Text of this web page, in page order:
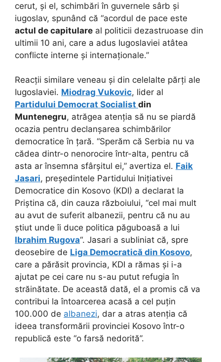
cerut, și el, schimbări în guvernele sârb și
iugoslav, spunând că “acordul de pace este
actul de capitulare al politicii dezastruoase din
ultimii 10 ani, care a adus Iugoslaviei atâtea
conflicte interne și internaționale.”
Reacții similare veneau și din celelalte părți ale
Iugoslaviei. Miodrag Vukovic, lider al
Partidului Democrat Socialist din
Muntenegru, atrăgea atenția să nu se piardă
ocazia pentru declanșarea schimbărilor
democratice în țară. “Sperăm că Serbia nu va
cădea dintr-o nenorocire într-alta, pentru că
asta ar însemna sfârșitul ei,” avertiza el. Faik
Jasari, președintele Partidului Inițiativei
Democratice din Kosovo (KDI) a declarat la
Priștina că, din cauza războiului, “cel mai mult
au avut de suferit albanezii, pentru că nu au
știut unde îi duce politica păguboasă a lui
Ibrahim Rugova“. Jasari a subliniat că, spre
deosebire de Liga Democratică din Kosovo,
care a părăsit provincia, KDI a rămas și i-a
ajutat pe cei care nu s-au putut refugia în
străinătate. De această dată, el a promis că va
contribui la întoarcerea acasă a cel puțin
100.000 de albanezi, dar a atras atenția că
ideea transformării provinciei Kosovo într-o
republică este “o farsă nedorită”.